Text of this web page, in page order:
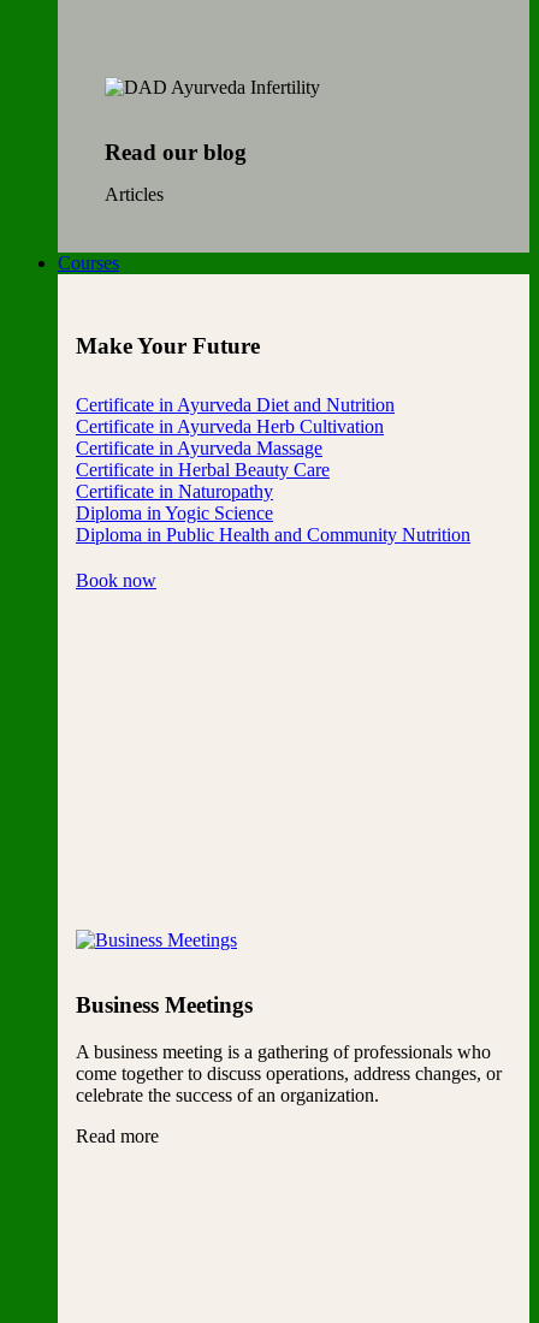
Read our blog
Articles
Courses
Make Your Future
Certificate in Ayurveda Diet and Nutrition
Certificate in Ayurveda Herb Cultivation
Certificate in Ayurveda Massage
Certificate in Herbal Beauty Care
Certificate in Naturopathy
Diploma in Yogic Science
Diploma in Public Health and Community Nutrition
Book now
Business Meetings
A business meeting is a gathering of professionals who
come together to discuss operations, address changes, or
celebrate the success of an organization.
Read more